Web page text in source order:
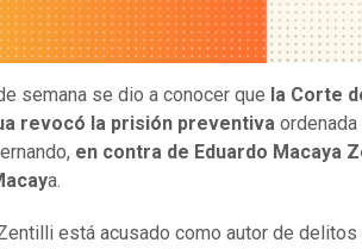
semana se dio a conocer que la Corte
revocó la prisión preventiva
en contra de Eduardo Macaya
a.
está acusado como autor de delitos